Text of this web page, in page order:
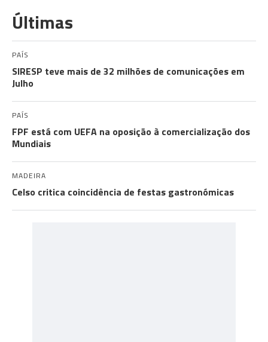
Últimas
PAÍS
SIRESP teve mais de 32 milhões de comunicações em
Julho
PAÍS
FPF está com UEFA na oposição à comercialização dos
Mundiais
MADEIRA
Celso critica coincidência de festas gastronómicas